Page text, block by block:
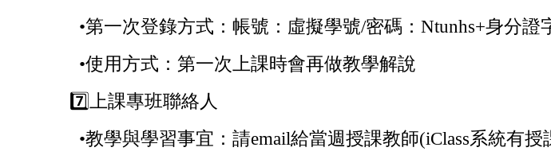
•第一次登錄方式：帳號：虛擬學號/密碼：Ntunhs+身分
•使用方式：第一次上課時會再做教學解說
7️⃣上課專班聯絡人
•教學與學習事宜：請email給當週授課教師(iClass系統有授